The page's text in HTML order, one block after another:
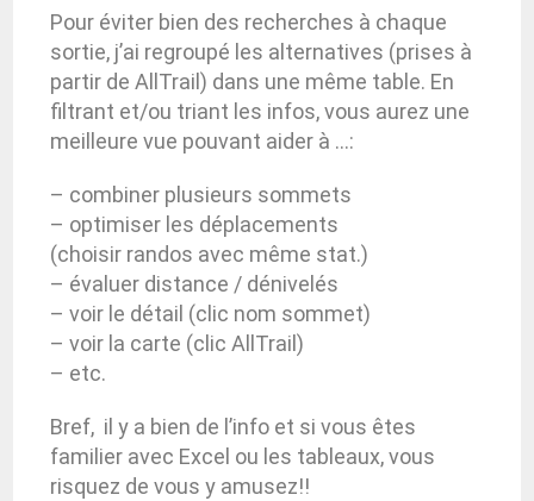
Pour éviter bien des recherches à chaque
sortie, j’ai regroupé les alternatives (prises à
partir de AllTrail) dans une même table. En
filtrant et/ou triant les infos, vous aurez une
meilleure vue pouvant aider à …:
– combiner plusieurs sommets
– optimiser les déplacements
(choisir randos avec même stat.)
– évaluer distance / dénivelés
– voir le détail (clic nom sommet)
– voir la carte (clic AllTrail)
– etc.
Bref, il y a bien de l’info et si vous êtes
familier avec Excel ou les tableaux, vous
risquez de vous y amusez!!